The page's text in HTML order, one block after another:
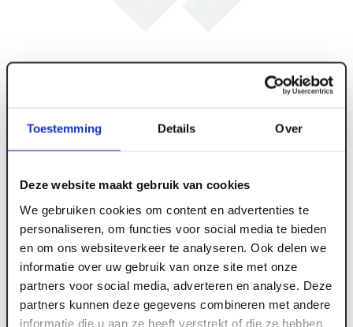
Toestemming Details Over
Deze website maakt gebruik van cookies
We gebruiken cookies om content en advertenties te
personaliseren, om functies voor social media te bieden
en om ons websiteverkeer te analyseren. Ook delen we
informatie over uw gebruik van onze site met onze
partners voor social media, adverteren en analyse. Deze
partners kunnen deze gegevens combineren met andere
informatie die u aan ze heeft verstrekt of die ze hebben
ART005971
4tecx Voegbeitel L 250mm B 60mm 26 x
13mm